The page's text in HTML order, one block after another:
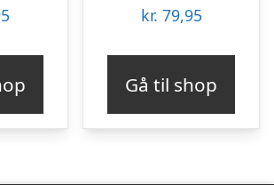
kr. 79,95
Gå til shop